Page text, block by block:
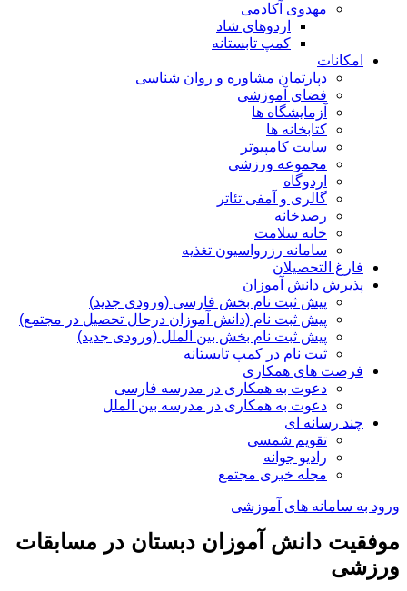
مهدوی آکادمی
اردوهای شاد
کمپ تابستانه
امکانات
دپارتمان مشاوره و روان شناسی
فضای آموزشی
آزمایشگاه ها
کتابخانه ها
سایت کامپیوتر
مجموعه ورزشی
اردوگاه
گالری و آمفی تئاتر
رصدخانه
خانه سلامت
سامانه رزرواسیون تغذیه
فارغ التحصیلان
پذیرش دانش آموزان
پیش ثبت نام بخش فارسی (ورودی جدید)
پیش ثبت نام (دانش آموزان درحال تحصیل در مجتمع)
پیش ثبت نام بخش بین الملل (ورودی جدید)
ثبت نام در کمپ تابستانه
فرصت های همکاری
دعوت به همکاری در مدرسه فارسی
دعوت به همکاری در مدرسه بین الملل
چند رسانه ای
تقویم شمسی
رادیو جوانه
مجله خبری مجتمع
ورود به سامانه های آموزشی
موفقیت دانش آموزان دبستان در مسابقات
ورزشی